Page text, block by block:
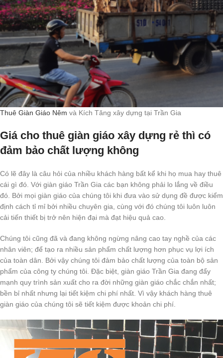
Thuê Giàn Giáo Nêm và Kích Tăng xây dựng tại Trần Gia
Giá cho thuê giàn giáo xây dựng rẻ thì có
đảm bảo chất lượng không
Có lẽ đây là câu hỏi của nhiều khách hàng bất kể khi họ mua hay thuê
cái gì đó. Với giàn giáo Trần Gia các bạn không phải lo lắng về điều
đó. Bởi mọi giàn giáo của chúng tôi khi đưa vào sử dụng đề được kiểm
định cách tỉ mỉ bởi nhiều chuyên gia, cùng với đó chúng tôi luôn luôn
cải tiến thiết bị trở nên hiện đại mà đạt hiệu quả cao.
Chúng tôi cũng đã và đang không ngừng nâng cao tay nghề của các
nhân viên; để tạo ra nhiều sản phẩm chất lượng hơn phục vụ lợi ích
của toàn dân. Bởi vậy chúng tôi đảm bảo chất lượng của toàn bộ sản
phẩm của công ty chúng tôi. Đặc biệt, giàn giáo Trần Gia đang đẩy
mạnh quy trình sản xuất cho ra đời những giàn giáo chắc chắn nhất;
bền bỉ nhất nhưng lại tiết kiệm chi phí nhất. Vì vậy khách hàng thuê
giàn giáo của chúng tôi sẽ tiết kiệm được khoản chi phí.